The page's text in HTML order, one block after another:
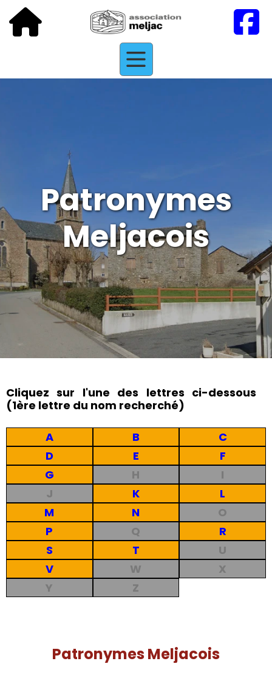
Patronymes
Meljacois
Cliquez sur l'une des lettres ci-dessous
(1ère lettre du nom recherché)
A B
C
D
E
F
G
H
I
J
K
L
M
N
O
P
Q
R
S
T
U
V
W
X
Y
Z
Patronymes Meljacois